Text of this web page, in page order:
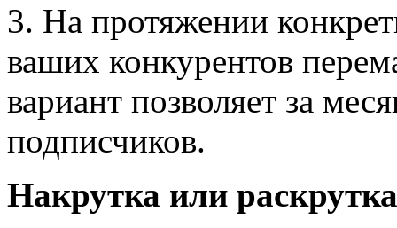
3. На протяжении
ваших конкурентов
вариант позволяет за
подписчиков.
Накрутка или раскрутка